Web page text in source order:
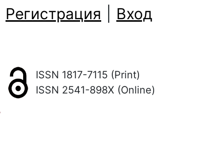
Регистрация Вход
ISSN 1817-7115 (Print)
ISSN 2541-898X (Online)